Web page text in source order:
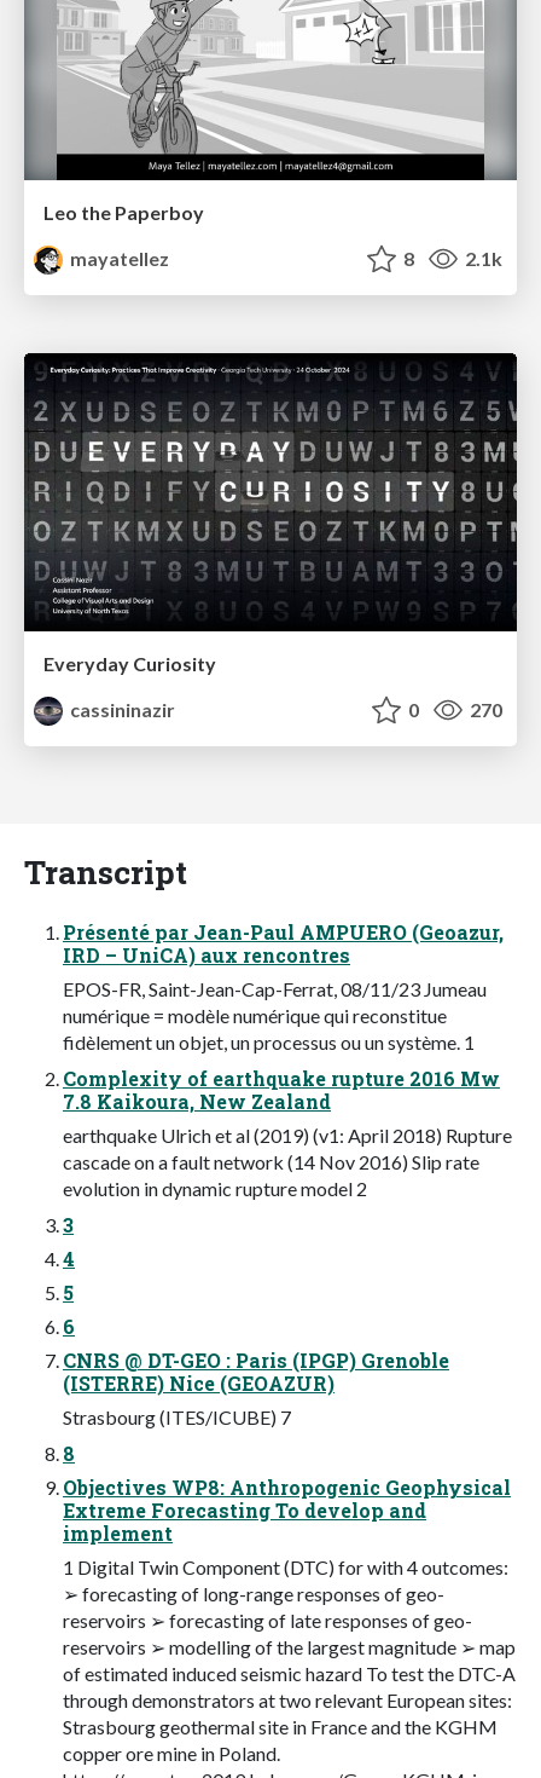
Leo the Paperboy
mayatellez
8 2.1k
Everyday Curiosity
cassininazir
0 270
Transcript
Présenté par Jean-Paul AMPUERO (Geoazur,
IRD – UniCA) aux rencontres
EPOS-FR, Saint-Jean-Cap-Ferrat, 08/11/23 Jumeau
numérique = modèle numérique qui reconstitue
fidèlement un objet, un processus ou un système. 1
Complexity of earthquake rupture 2016 Mw
7.8 Kaikoura, New Zealand
earthquake Ulrich et al (2019) (v1: April 2018) Rupture
cascade on a fault network (14 Nov 2016) Slip rate
evolution in dynamic rupture model 2
3
4
5
6
CNRS @ DT-GEO : Paris (IPGP) Grenoble
(ISTERRE) Nice (GEOAZUR)
Strasbourg (ITES/ICUBE) 7
8
Objectives WP8: Anthropogenic Geophysical
Extreme Forecasting To develop and
implement
1 Digital Twin Component (DTC) for with 4 outcomes:
➢ forecasting of long-range responses of geo-
reservoirs ➢ forecasting of late responses of geo-
reservoirs ➢ modelling of the largest magnitude ➢ map
of estimated induced seismic hazard To test the DTC-A
through demonstrators at two relevant European sites:
Strasbourg geothermal site in France and the KGHM
copper ore mine in Poland.